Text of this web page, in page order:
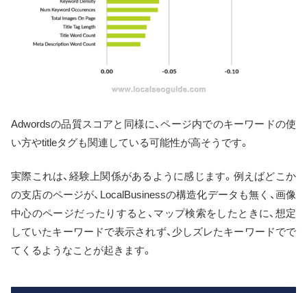
Adwordsの品質スコアと同様に、ページ内でのキーワードの使
い方やtitleタグも関連している可能性が高そうです。
実際これは、経験上関係があるように感じます。例えばどこか
の支店のページが、LocalBusinessの構造化データも無く、画像
中心のページだったりすると、マップ検索をしたときに、想定
していたキーワードで表示されず、少しズレたキーワードでで
てくるようなことが起きます。